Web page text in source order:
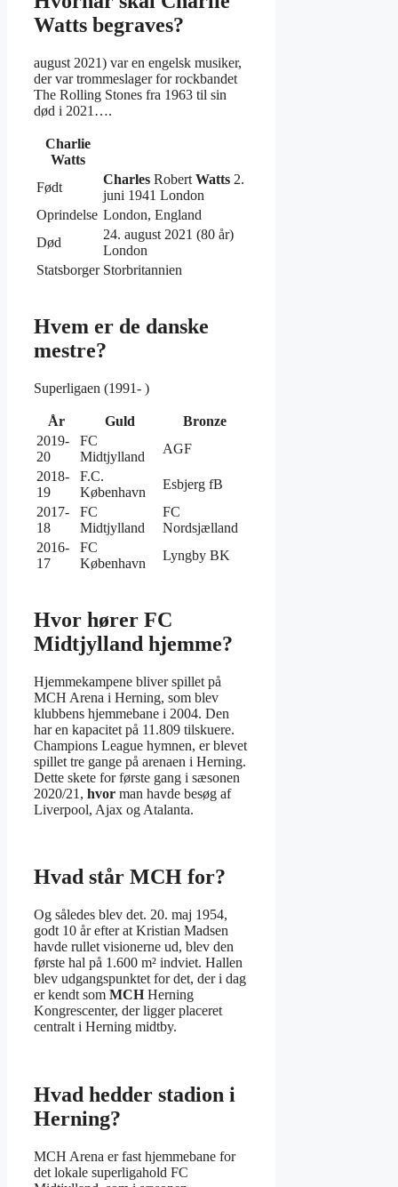
Watts begraves?
august 2021) var en engelsk musiker,
der var trommeslager for rockbandet
The Rolling Stones fra 1963 til sin
død i 2021….
Charlie
Watts
Født
Charles Robert Watts 2.
juni 1941 London
Oprindelse London, England
Død
24. august 2021 (80 år)
London
Statsborger Storbritannien
Hvem er de danske
mestre?
Superligaen (1991- )
År Guld
Bronze
2019-
20
FC
Midtjylland
AGF
2018-
19
F.C.
København
Esbjerg fB
2017-
18
FC
Midtjylland
FC
Nordsjælland
2016-
17
FC
København
Lyngby BK
Hvor hører FC
Midtjylland hjemme?
Hjemmekampene bliver spillet på
MCH Arena i Herning, som blev
klubbens hjemmebane i 2004. Den
har en kapacitet på 11.809 tilskuere.
Champions League hymnen, er blevet
spillet tre gange på arenaen i Herning.
Dette skete for første gang i sæsonen
2020/21, hvor man havde besøg af
Liverpool, Ajax og Atalanta.
Hvad står MCH for?
Og således blev det. 20. maj 1954,
godt 10 år efter at Kristian Madsen
havde rullet visionerne ud, blev den
første hal på 1.600 m² indviet. Hallen
blev udgangspunktet for det, der i dag
er kendt som MCHHerning
Kongrescenter, der ligger placeret
centralt i Herning midtby.
Hvad hedder stadion i
Herning?
MCH Arena er fast hjemmebane for
det lokale superligahold FC